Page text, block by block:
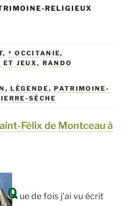
RELIGIEUX
, * OCCITANIE,
ET JEUX, RANDO
,LÉGENDE ,PATRIMOINE-
SÈCHE
Félix de Montceau à
Q ue de fois j’ai vu écrit